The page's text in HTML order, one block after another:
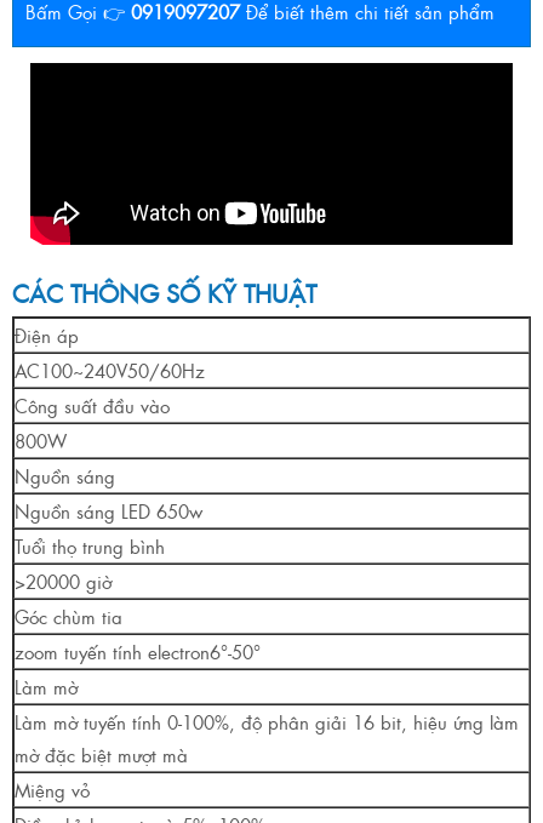
Bấm Gọi 👉 0919097207 Để biết thêm chi tiết sản phẩm
CÁC THÔNG SỐ KỸ THUẬT
Điện áp
AC100~240V50/60Hz
Công suất đầu vào
800W
Nguồn sáng
Nguồn sáng LED 650w
Tuổi thọ trung bình
>20000 giờ
Góc chùm tia
zoom tuyến tính electron6°-50°
Làm mờ
Làm mờ tuyến tính 0-100%, độ phân giải 16 bit, hiệu ứng làm
mờ đặc biệt mượt mà
Miệng vỏ